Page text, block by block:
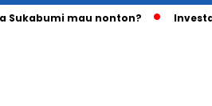
mau nonton? Investasi